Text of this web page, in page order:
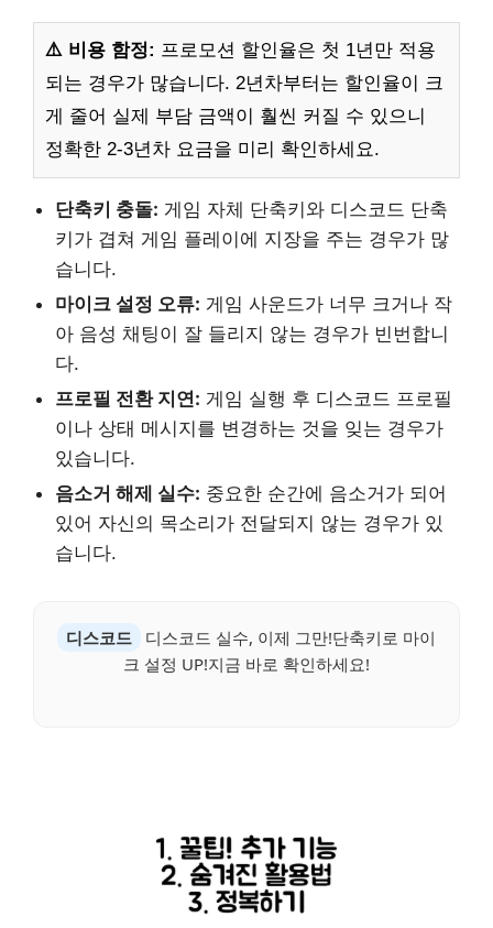
⚠️ 비용 함정: 프로모션 할인율은 첫 1년만 적용
되는 경우가 많습니다. 2년차부터는 할인율이 크
게 줄어 실제 부담 금액이 훨씬 커질 수 있으니
정확한 2-3년차 요금을 미리 확인하세요.
단축키 충돌: 게임 자체 단축키와 디스코드 단축
키가 겹쳐 게임 플레이에 지장을 주는 경우가 많
습니다.
마이크 설정 오류: 게임 사운드가 너무 크거나 작
아 음성 채팅이 잘 들리지 않는 경우가 빈번합니
다.
프로필 전환 지연: 게임 실행 후 디스코드 프로필
이나 상태 메시지를 변경하는 것을 잊는 경우가
있습니다.
음소거 해제 실수: 중요한 순간에 음소거가 되어
있어 자신의 목소리가 전달되지 않는 경우가 있
습니다.
디스코드
디스코드 실수, 이제 그만!단축키로 마이
크 설정 UP!지금 바로 확인하세요!